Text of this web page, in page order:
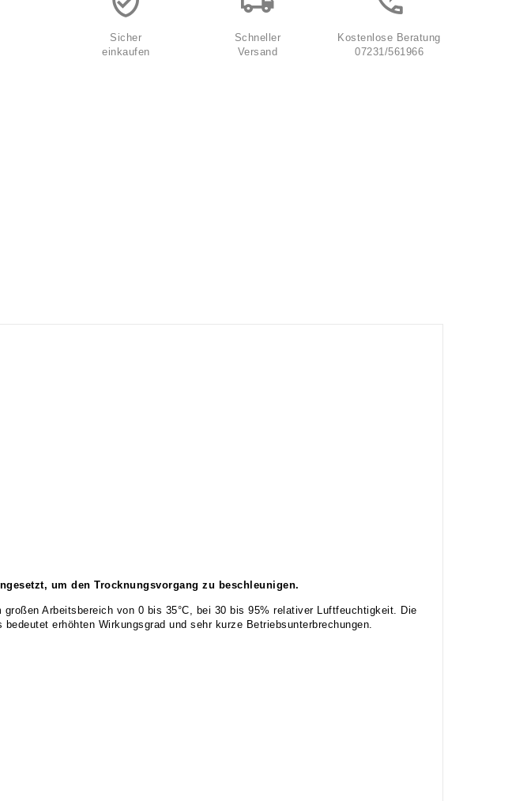
Sicher
einkaufen
Schneller
Versand
Kostenlose Beratung
07231/561966
um den Trocknungsvorgang zu beschleunigen.
Arbeitsbereich von 0 bis 35°C, bei 30 bis 95% relativer Luftfeuchtigkeit. Die
erhöhten Wirkungsgrad und sehr kurze Betriebsunterbrechungen.